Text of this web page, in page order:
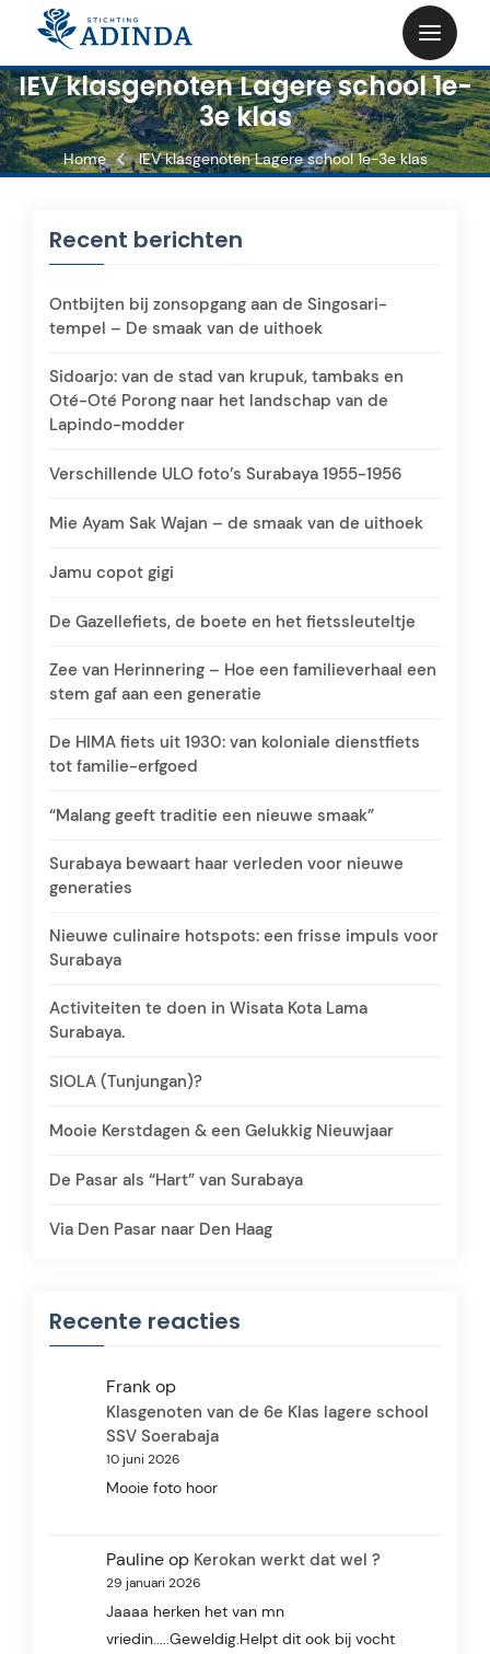
content
IEV klasgenoten Lagere school 1e-
3e klas
Home IEV klasgenoten Lagere school 1e-3e klas
Recent berichten
Ontbijten bij zonsopgang aan de Singosari-
tempel – De smaak van de uithoek
Sidoarjo: van de stad van krupuk, tambaks en
Oté-Oté Porong naar het landschap van de
Lapindo-modder
Verschillende ULO foto’s Surabaya 1955-1956
Mie Ayam Sak Wajan – de smaak van de uithoek
Jamu copot gigi
De Gazellefiets, de boete en het fietssleuteltje
Zee van Herinnering – Hoe een familieverhaal een
stem gaf aan een generatie
De HIMA fiets uit 1930: van koloniale dienstfiets
tot familie-erfgoed
“Malang geeft traditie een nieuwe smaak”
Surabaya bewaart haar verleden voor nieuwe
generaties
Nieuwe culinaire hotspots: een frisse impuls voor
Surabaya
Activiteiten te doen in Wisata Kota Lama
Surabaya.
SIOLA (Tunjungan)?
Mooie Kerstdagen & een Gelukkig Nieuwjaar
De Pasar als “Hart” van Surabaya
Via Den Pasar naar Den Haag
Recente reacties
Frankop
Klasgenoten van de 6e Klas lagere school
SSV Soerabaja
10 juni 2026
Mooie foto hoor
Paulineop Kerokan werkt dat wel ?
29 januari 2026
Jaaaa herken het van mn
vriedin.....Geweldig.Helpt dit ook bij vocht